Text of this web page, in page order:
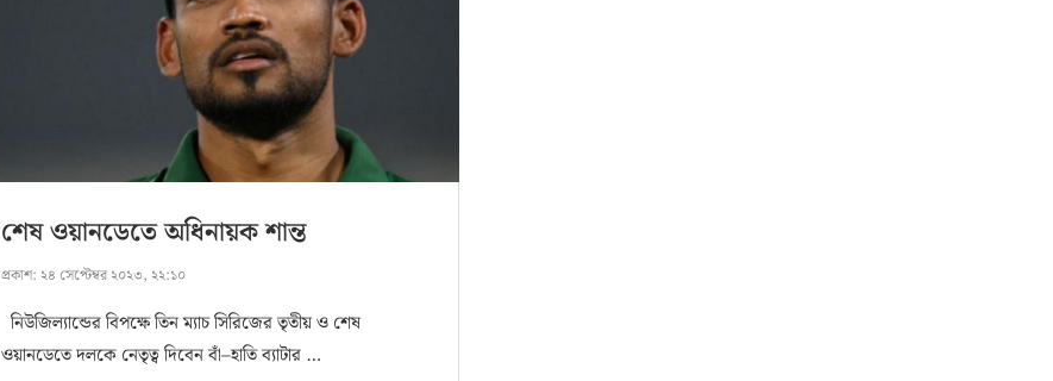
শেষ ওয়ানডেতে অধিনায়ক শান্ত
প্রকাশ: ২৪ সেপ্টেম্বর ২০২৩, ২২:১০
নিউজিল্যান্ডের বিপক্ষে তিন ম্যাচ সিরিজের তৃতীয় ও শেষ
ওয়ানডেতে দলকে নেতৃত্ব দিবেন বাঁ–হাতি ব্যাটার …